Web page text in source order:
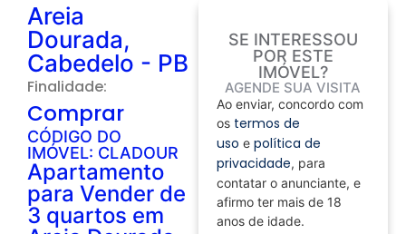
Areia
Dourada,
Cabedelo - PB
Finalidade:
Comprar
CÓDIGO DO
IMÓVEL: CLADOUR
Apartamento
para Vender de
3 quartos em
SE INTERESSOU
POR ESTE
IMÓVEL?
AGENDE SUA VISITA
Ao enviar, concordo com
os termos de
uso e política de
privacidade, para
contatar o anunciante, e
afirmo ter mais de 18
anos de idade.